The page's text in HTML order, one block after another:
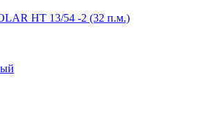
HT 13/54 -2 (32 п.м.)